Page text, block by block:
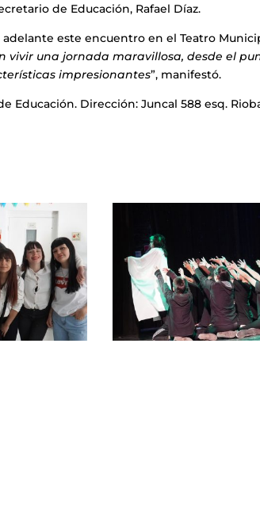
de Educación, Rafael Díaz.
este encuentro en el Teatro
vivir una jornada maravillosa, desde el
impresionantes”, manifestó.
Educación. Dirección: Juncal 588 esq.